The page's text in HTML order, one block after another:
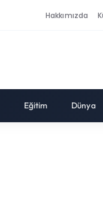
Hakkımızda
Eğitim Dünya